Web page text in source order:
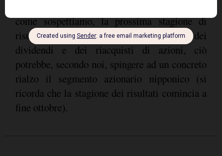
come sospettiamo, la prossima stagione di
risultati aziendali apporterà nuovi aumenti dei
dividendi e dei riacquisti di azioni, ciò
potrebbe, secondo noi, spingere ad un concreto
rialzo il segmento azionario nipponico (si
ricorda che la stagione dei risultati comincia a
fine ottobre).